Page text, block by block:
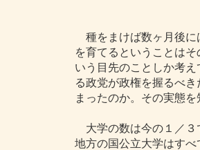
種をまけば数ヶ月後に
を育てるということは
いう目先のことしか考
る政党が政権を握るべ
まったのか。その実態
大学の数は今の１／３
地方の国公立大学はす